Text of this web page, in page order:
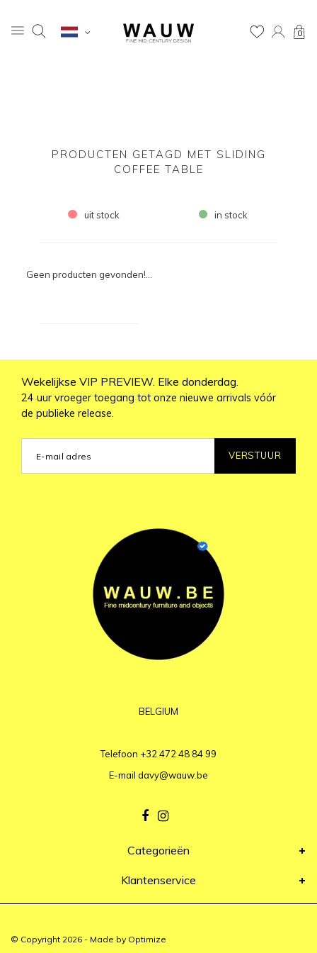
0
PRODUCTEN GETAGD MET SLIDING
COFFEE TABLE
uit stock in stock
Geen producten gevonden!...
Wekelijkse VIP PREVIEW. Elke donderdag.
24 uur vroeger toegang tot onze nieuwe arrivals vóór
de publieke release.
VERSTUUR
BELGIUM
Telefoon +32 472 48 84 99
E-mail davy@wauw.be
Categorieën
Klantenservice
© Copyright 2026 - Made by Optimize